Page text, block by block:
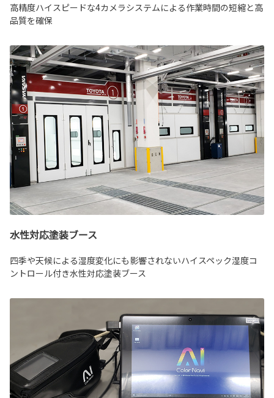
高精度ハイスピードな4カメラシステムによる作業時間の短縮と高
品質を確保
水性対応塗装ブース
四季や天候による湿度変化にも影響されないハイスペック湿度コ
ントロール付き水性対応塗装ブース